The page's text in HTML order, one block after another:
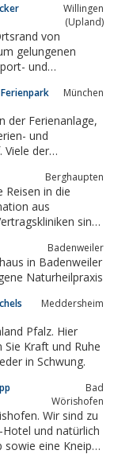
Willingen
(Upland)
von
und
München
der Ferienanlage,
Berghaupten
Reisen in die
aus
modernsten
Badenweiler
in Badenweiler
Naturheilpraxis
Meddersheim
Pfalz. Hier
Kraft und Ruhe
in Schwung.
Bad
Wörishofen
Wir sind zu
sowie eine Kneipp-